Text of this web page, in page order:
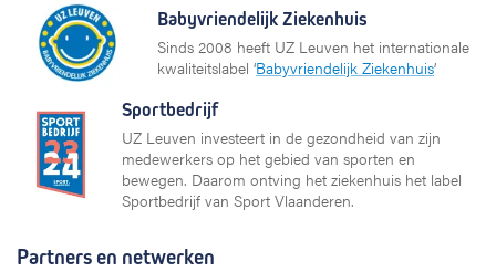
Babyvriendelijk Ziekenhuis
Sinds 2008 heeft UZ Leuven het internationale
kwaliteitslabel ‘Babyvriendelijk Ziekenhuis’
Sportbedrijf
UZ Leuven investeert in de gezondheid van zijn
medewerkers op het gebied van sporten en
bewegen. Daarom ontving het ziekenhuis het label
Sportbedrijf van Sport Vlaanderen.
Partners en netwerken